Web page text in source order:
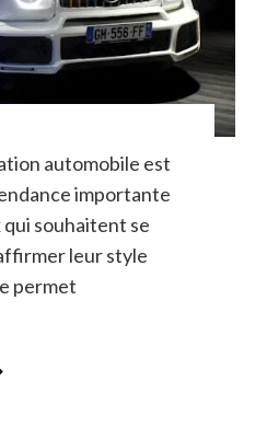
automobile est
importante
souhaitent se
leur style
permet